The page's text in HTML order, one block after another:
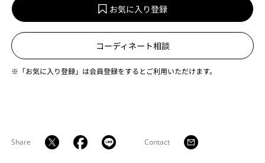
お気に入り登録
コーディネート相談
※「お気に入り登録」は会員登録をするとご利用いただけます。
Share Contact